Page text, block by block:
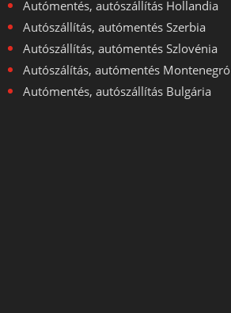
Autómentés, autószállítás Hollandia
Autószállítás, autómentés Szerbia
Autószállítás, autómentés Szlovénia
Autószálítás, autómentés Montenegró
Autómentés, autószállítás Bulgária